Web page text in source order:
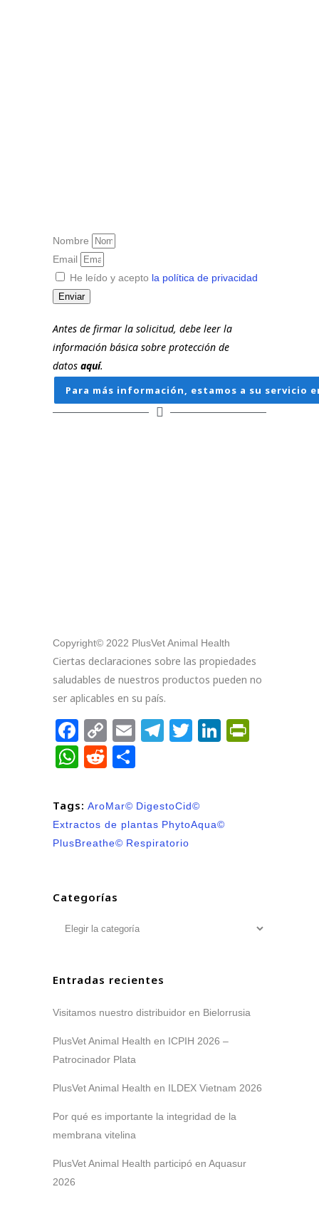
Nombre
Email
He leído y acepto la política de privacidad
Enviar
Antes de firmar la solicitud, debe leer la
información básica sobre protección de
datos aquí.
Para más información, estamos a su servicio
Copyright© 2022 PlusVet Animal Health
Ciertas declaraciones sobre las propiedades
saludables de nuestros productos pueden no
ser aplicables en su país.
Facebook
Copy
Link
EmailTelegram
TwitterLinkedIn
WhatsApp
Reddit
Tags: AroMar© DigestoCid©
Extractos de plantas PhytoAqua©
PlusBreathe© Respiratorio
Categorías
Categorías
Entradas recientes
Visitamos nuestro distribuidor en Bielorrusia
PlusVet Animal Health en ICPIH 2026 –
Patrocinador Plata
PlusVet Animal Health en ILDEX Vietnam 2026
Por qué es importante la integridad de la
membrana vitelina
PlusVet Animal Health participó en Aquasur
2026